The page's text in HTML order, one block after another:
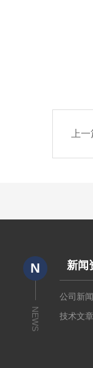
上
N
NEWS
新闻
公司新
技术文